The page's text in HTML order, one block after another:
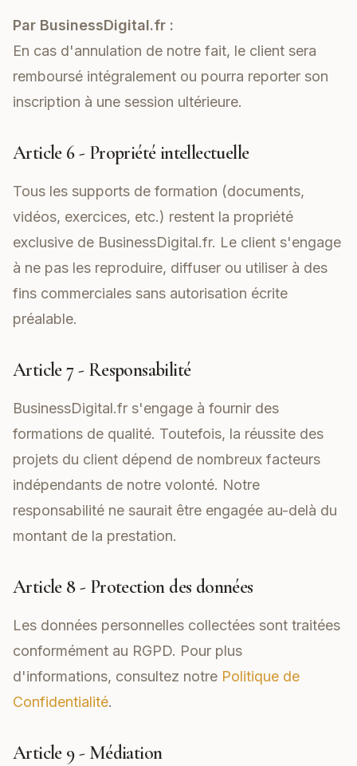
Par BusinessDigital.fr :
En cas d'annulation de notre fait, le client sera
remboursé intégralement ou pourra reporter son
inscription à une session ultérieure.
Article 6 - Propriété intellectuelle
Tous les supports de formation (documents,
vidéos, exercices, etc.) restent la propriété
exclusive de BusinessDigital.fr. Le client s'engage
à ne pas les reproduire, diffuser ou utiliser à des
fins commerciales sans autorisation écrite
préalable.
Article 7 - Responsabilité
BusinessDigital.fr s'engage à fournir des
formations de qualité. Toutefois, la réussite des
projets du client dépend de nombreux facteurs
indépendants de notre volonté. Notre
responsabilité ne saurait être engagée au-delà du
montant de la prestation.
Article 8 - Protection des données
Les données personnelles collectées sont traitées
conformément au RGPD. Pour plus
d'informations, consultez notre Politique de
Confidentialité.
Article 9 - Médiation